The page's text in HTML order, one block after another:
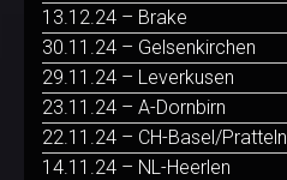
13.12.24 – Brake
30.11.24 – Gelsenkirchen
29.11.24 – Leverkusen
23.11.24 – A-Dornbirn
22.11.24 – CH-Basel/Pratteln
14.11.24 – NL-Heerlen